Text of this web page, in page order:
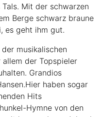
Mit der schwarzen
Berge schwarz braune
es geht ihm gut.
musikalischen
allem der Topspieler
Grandios
haben sogar
Hits
Hymne von den